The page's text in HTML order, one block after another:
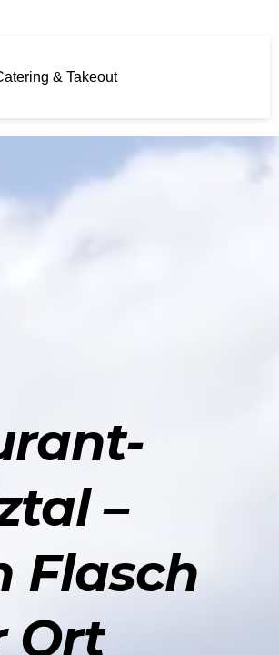
& Takeout
–
Flasch
Ort